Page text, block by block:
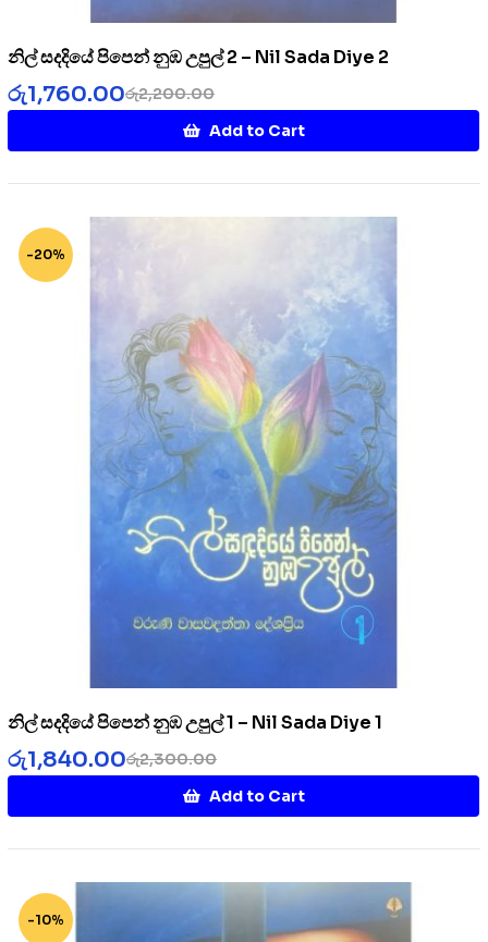
නිල් සදදියේ පිපෙන් නුඹ උපුල් 2 – Nil Sada Diye 2
රු2,200.00
රු1,760.00
Add to Cart
-20%
නිල් සදදියේ පිපෙන් නුඹ උපුල් 1 – Nil Sada Diye 1
රු2,300.00
රු1,840.00
Add to Cart
-10%